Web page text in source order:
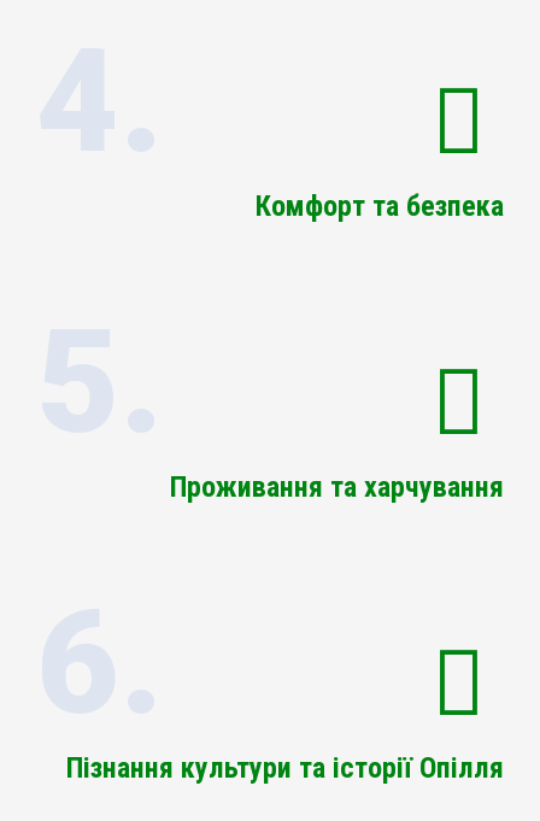
Комфорт та безпека
Проживання та харчування
Пізнання культури та історії Опілля